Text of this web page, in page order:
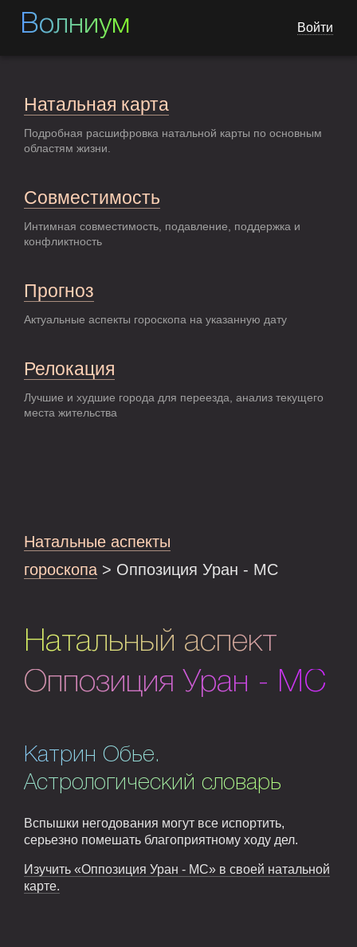
Волниум Войти
Натальная карта
Подробная расшифровка натальной карты по основным
областям жизни.
Совместимость
Интимная совместимость, подавление, поддержка и
конфликтность
Прогноз
Актуальные аспекты гороскопа на указанную дату
Релокация
Лучшие и худшие города для переезда, анализ текущего
места жительства
Натальные аспекты
гороскопа > Оппозиция Уран - MC
Натальный аспект
Оппозиция Уран - MC
Катрин Обье.
Астрологический словарь
Вспышки негодования могут все испортить,
серьезно помешать благоприятному ходу дел.
Изучить «Оппозиция Уран - MC» в своей натальной
карте.